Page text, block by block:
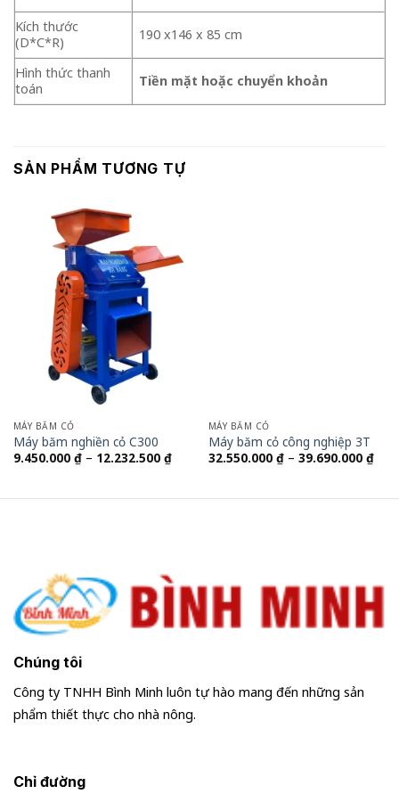
Kích thước
(D*C*R)
190 x146 x 85 cm
Hình thức thanh
toán
Tiền mặt hoặc chuyển khoản
SẢN PHẨM TƯƠNG TỰ
MÁY BĂM CỎ
Máy băm nghiền cỏ C300
9.450.000 ₫ – 12.232.500 ₫Khoảng
giá:
đến
MÁY BĂM CỎ
Máy băm cỏ công nghiệp 3T
32.550.000 ₫ – 39.690.000 ₫
giá:
đến
Chúng tôi
Công ty TNHH Bình Minh luôn tự hào mang đến những sản
phẩm thiết thực cho nhà nông.
Chỉ đường